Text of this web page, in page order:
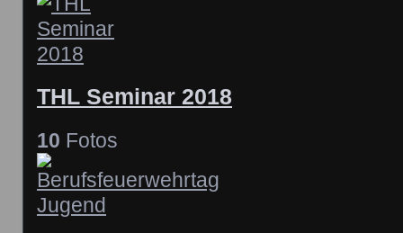
THL Seminar 2018
10 Fotos